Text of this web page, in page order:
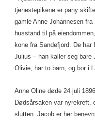
tjenestepikene er påny
gamle Anne Johannesen
husstand til på
kone fra Sandefjord. De
Julius – han kaller seg bare
Olivie, har to barn, og bor i
Anne Oline døde 24 juli
Dødsårsaken var nyrekreft,
slutten. Jacob er her